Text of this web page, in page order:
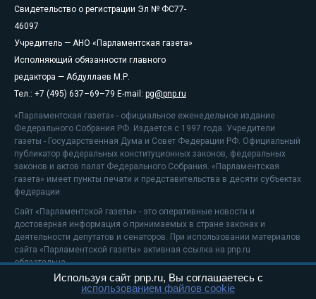
Свидетельство о регистрации Эл № ФС77-
46097
Учредитель — АНО «Парламентская газета»
Исполняющий обязанности главного
редактора — Абдуллаев М.Р.
Тел.: +7 (495) 637–69–79 E-mail: pg@pnp.ru
«Парламентская газета» - официальное еженедельное издание
Федерального Собрания РФ. Издается с 1997 года. Учредители
газеты - Государственная Дума и Совет Федерации РФ. Официальный
публикатор федеральных конституционных законов, федеральных
законов и актов палат Федерального Собрания. «Парламентская
газета» имеет пункты печати и представительства в десяти субъектах
федерации.
Сайт «Парламентской газеты» - это оперативные новости и
достоверная информация о принимаемых в стране законах и
деятельности депутатов и сенаторов. При использовании материалов
сайта «Парламентской газеты» активная ссылка на pnp.ru
обязательна.
На информационном ресурсе применяютсярекомендательные
Используя сайт pnp.ru, Вы соглашаетесь с
использованием файлов cookie